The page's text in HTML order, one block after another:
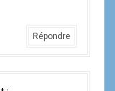
Répondre